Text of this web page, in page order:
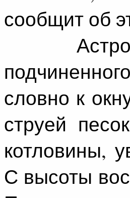
сообщит об
словно к
струей
котловины,
С высоты